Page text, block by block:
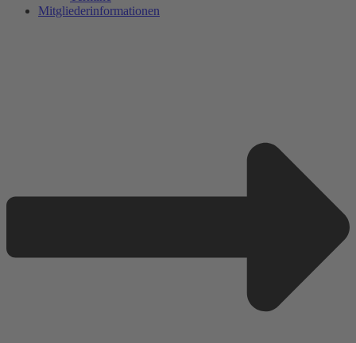
Mitgliederinformationen